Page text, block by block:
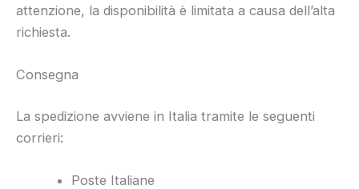
attenzione, la disponibilità è limitata a causa dell’alta
richiesta.
Consegna
La spedizione avviene in Italia tramite le seguenti
corrieri:
Poste Italiane